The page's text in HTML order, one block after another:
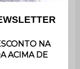
L 120 x P 55 x A
1,5 cm